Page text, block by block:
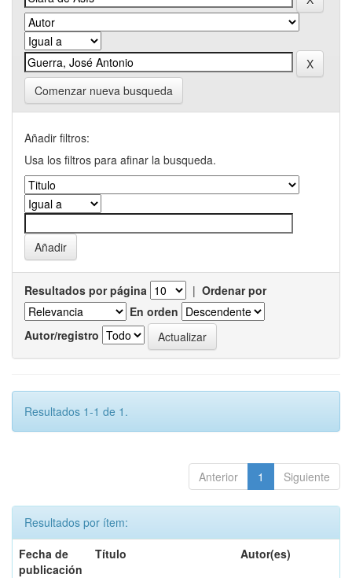
Comenzar nueva busqueda
Añadir filtros:
Usa los filtros para afinar la busqueda.
Resultados por página | Ordenar por
En orden
Autor/registro
Resultados 1-1 de 1.
Anterior 1 Siguiente
Resultados por ítem:
Fecha de
publicación
Título Autor(es)